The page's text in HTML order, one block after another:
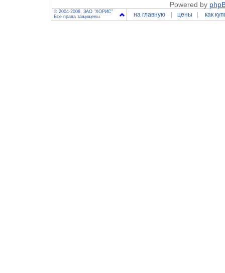
Powered by
© 2004-2008, ЗАО "ХОРИС"
Все права защищены.
на главную цены как